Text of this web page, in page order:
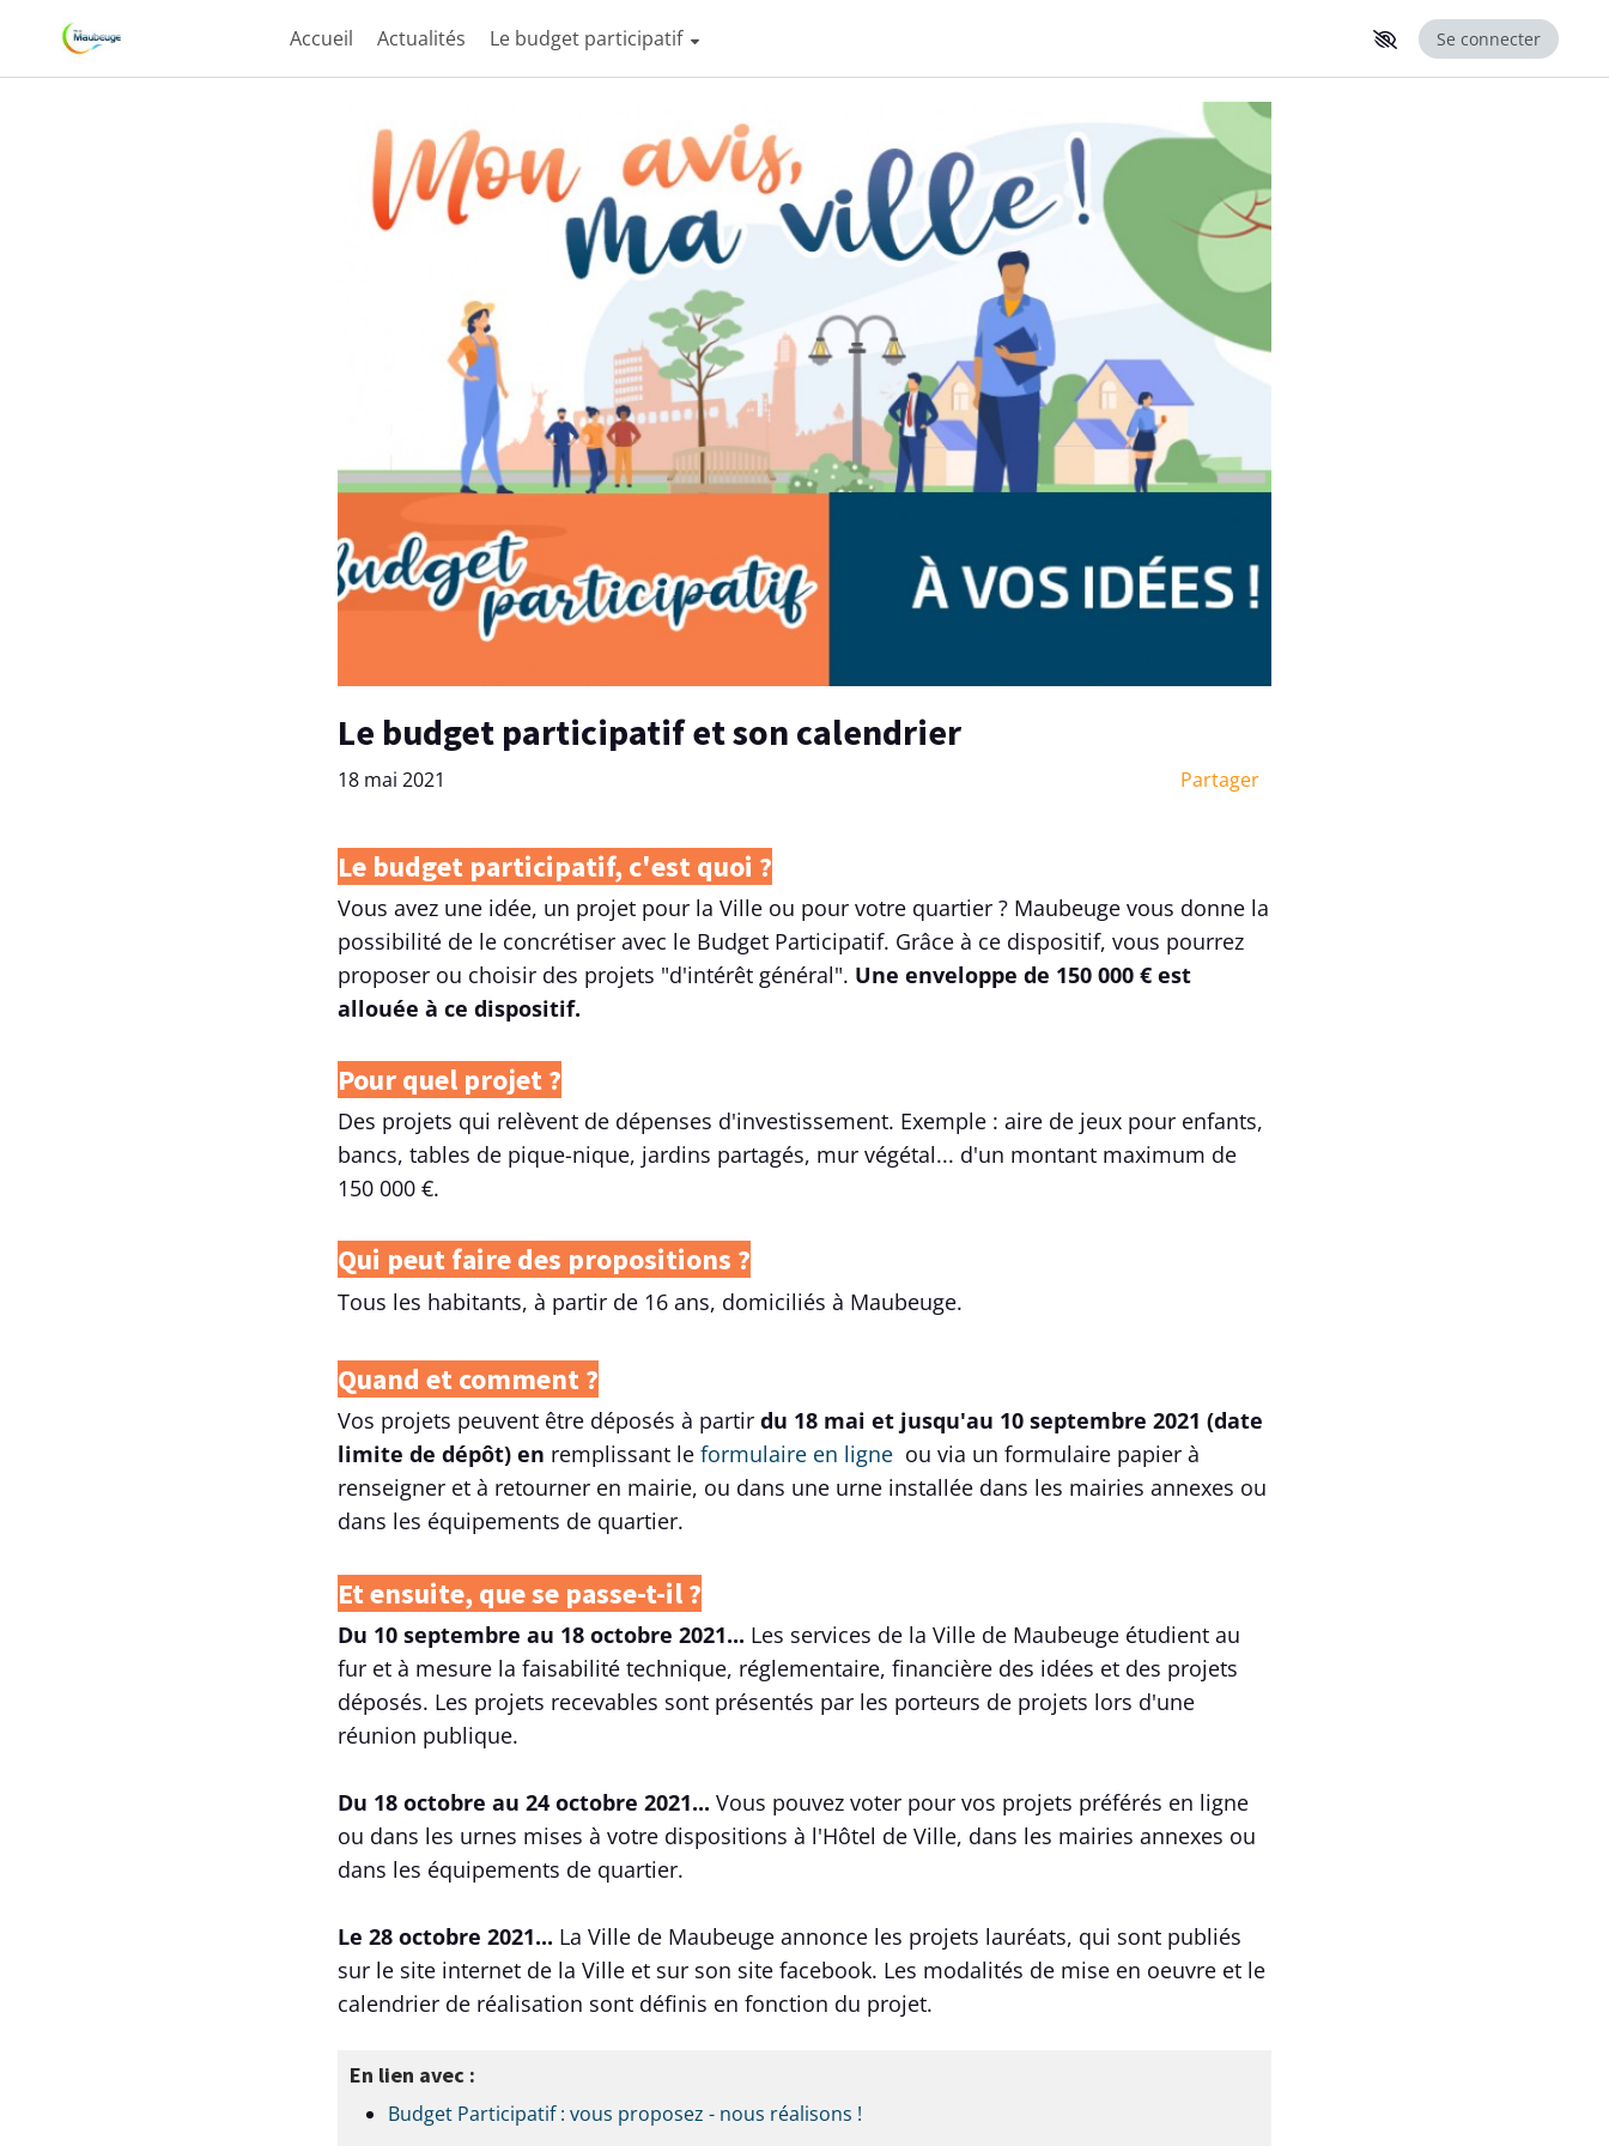
Accueil Actualités Le budget participatif Se connecter
Le budget participatif et son calendrier
18 mai 2021 Partager
Le budget participatif, c'est quoi ?
Vous avez une idée, un projet pour la Ville ou pour votre quartier ? Maubeuge vous donne la
possibilité de le concrétiser avec le Budget Participatif. Grâce à ce dispositif, vous pourrez
proposer ou choisir des projets "d'intérêt général". Une enveloppe de 150 000 € est
allouée à ce dispositif.
Pour quel projet ?
Des projets qui relèvent de dépenses d'investissement. Exemple : aire de jeux pour enfants,
bancs, tables de pique-nique, jardins partagés, mur végétal... d'un montant maximum de
150 000 €.
Qui peut faire des propositions ?
Tous les habitants, à partir de 16 ans, domiciliés à Maubeuge.
Quand et comment ?
Vos projets peuvent être déposés à partir du 18 mai et jusqu'au 10 septembre 2021 (date
limite de dépôt) en remplissant le formulaire en ligne ou via un formulaire papier à
renseigner et à retourner en mairie, ou dans une urne installée dans les mairies annexes ou
dans les équipements de quartier.
Et ensuite, que se passe-t-il ?
Du 10 septembre au 18 octobre 2021... Les services de la Ville de Maubeuge étudient au
fur et à mesure la faisabilité technique, réglementaire, financière des idées et des projets
déposés. Les projets recevables sont présentés par les porteurs de projets lors d'une
réunion publique.
Du 18 octobre au 24 octobre 2021... Vous pouvez voter pour vos projets préférés en ligne
ou dans les urnes mises à votre dispositions à l'Hôtel de Ville, dans les mairies annexes ou
dans les équipements de quartier.
Le 28 octobre 2021... La Ville de Maubeuge annonce les projets lauréats, qui sont publiés
sur le site internet de la Ville et sur son site facebook. Les modalités de mise en oeuvre et le
calendrier de réalisation sont définis en fonction du projet.
En lien avec :
Budget Participatif : vous proposez - nous réalisons !